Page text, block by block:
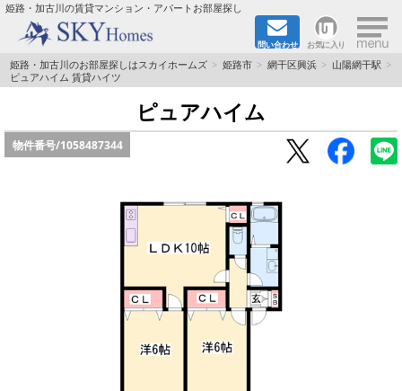
姫路・加古川の賃貸マンション・アパートお部屋探し
問い合わせ お気に入り ×
TOPページ
都市ガス·オール電化
☆新築物件☆
☆ペット飼育可能物件☆
姫路・加古川のお部屋探しはスカイホームズ 姫路市 網干区興浜
山陽網干駅
ピュアハイム 賃貸ハイツ
ピュアハイム
物件番号/1058487344